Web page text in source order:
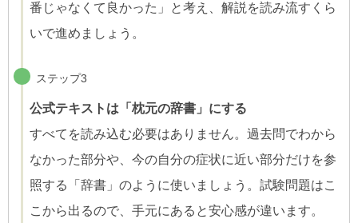
番じゃなくて良かった」と考え、解説を読み流すくら
いで進めましょう。
ステップ3
公式テキストは「枕元の辞書」にする
すべてを読み込む必要はありません。過去問でわから
なかった部分や、今の自分の症状に近い部分だけを参
照する「辞書」のように使いましょう。試験問題はこ
こから出るので、手元にあると安心感が違います。